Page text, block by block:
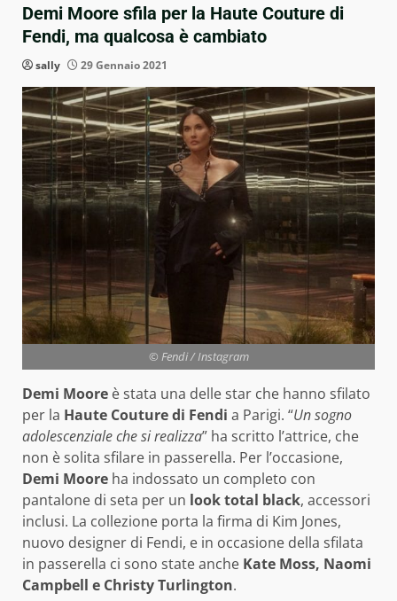
Demi Moore sfila per la Haute Couture di
Fendi, ma qualcosa è cambiato
sally 29 Gennaio 2021
© Fendi / Instagram
Demi Moore è stata una delle star che hanno sfilato
per la Haute Couture di Fendi a Parigi. “Un sogno
adolescenziale che si realizza” ha scritto l’attrice, che
non è solita sfilare in passerella. Per l’occasione,
Demi Moore ha indossato un completo con
pantalone di seta per un look total black, accessori
inclusi. La collezione porta la firma di Kim Jones,
nuovo designer di Fendi, e in occasione della sfilata
in passerella ci sono state anche Kate Moss, Naomi
Campbell e Christy Turlington.